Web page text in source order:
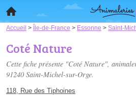
Accueil > Île-de-France > Essonne > Saint-
Coté Nature
Cette fiche présente "Coté Nature",
91240 Saint-Michel-sur-Orge.
118, Rue des Tiphoines